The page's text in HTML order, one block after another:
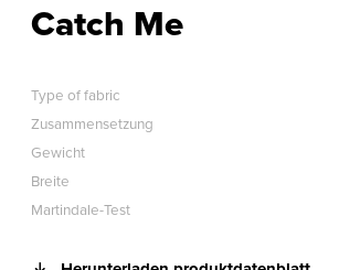
Catch Me
Type of fabric
Zusammensetzung
Gewicht
Breite
Martindale-Test